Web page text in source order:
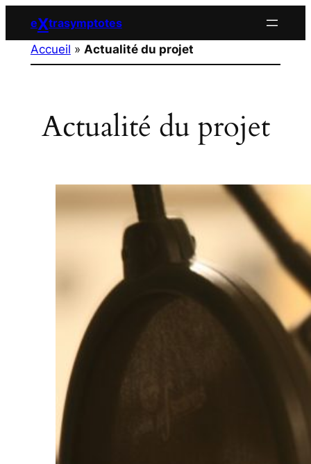
contenu
eXtrasymptotes
Accueil » Actualité du projet
Actualité du projet